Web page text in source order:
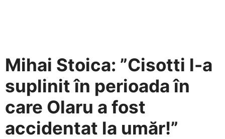
Mihai Stoica: ”Cisotti l-a
suplinit în perioada în
care Olaru a fost
accidentat la umăr!”